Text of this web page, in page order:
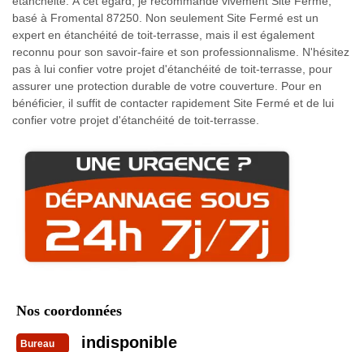
basé à Fromental 87250. Non seulement Site Fermé est un
expert en étanchéité de toit-terrasse, mais il est également
reconnu pour son savoir-faire et son professionnalisme. N'hésitez
pas à lui confier votre projet d'étanchéité de toit-terrasse, pour
assurer une protection durable de votre couverture. Pour en
bénéficier, il suffit de contacter rapidement Site Fermé et de lui
confier votre projet d'étanchéité de toit-terrasse.
Nos coordonnées
Bureau indisponible